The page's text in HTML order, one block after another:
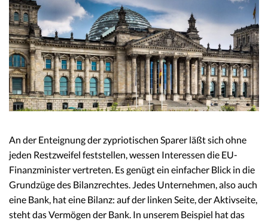
An der Enteignung der zypriotischen Sparer läßt sich ohne
jeden Restzweifel feststellen, wessen Interessen die EU-
Finanzminister vertreten. Es genügt ein einfacher Blick in die
Grundzüge des Bilanzrechtes. Jedes Unternehmen, also auch
eine Bank, hat eine Bilanz: auf der linken Seite, der Aktivseite,
steht das Vermögen der Bank. In unserem Beispiel hat das